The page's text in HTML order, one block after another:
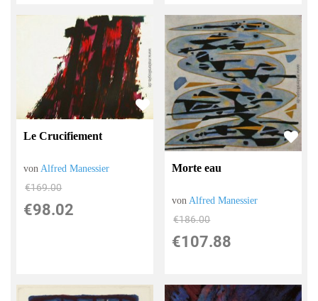
Le Crucifiement
vonAlfred Manessier
€169.00
€98.02
Morte eau
von Alfred Manessier
€186.00
€107.88